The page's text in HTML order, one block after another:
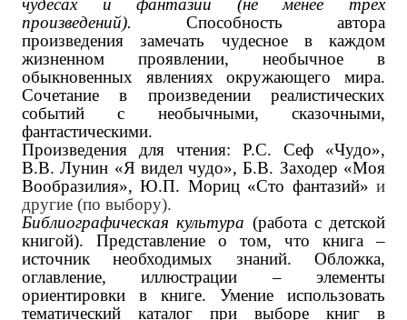
чудесах и фантазии (не менее трёх
произведений). Способность автора
произведения замечать чудесное в каждом
жизненном проявлении, необычное в
обыкновенных явлениях окружающего мира.
Сочетание в произведении реалистических
событий с необычными, сказочными,
фантастическими.
Произведения для чтения: Р.С. Сеф «Чудо»,
В.В. Лунин «Я видел чудо», Б.В. Заходер «Моя
Вообразилия», Ю.П. Мориц «Сто фантазий» ​‌и
другие (по выбору).‌
Библиографическая культура (работа с детской
книгой). Представление о том, что книга –
источник необходимых знаний. Обложка,
оглавление, иллюстрации – элементы
ориентировки в книге. Умение использовать
тематический каталог при выборе книг в